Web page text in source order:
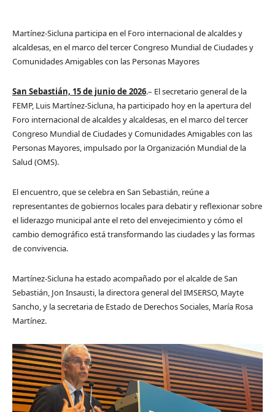
Martínez-Sicluna participa en el Foro internacional de alcaldes y
alcaldesas, en el marco del tercer Congreso Mundial de Ciudades y
Comunidades Amigables con las Personas Mayores
San Sebastián, 15 de junio de 2026.– El secretario general de la
FEMP, Luis Martínez-Sicluna, ha participado hoy en la apertura del
Foro internacional de alcaldes y alcaldesas, en el marco del tercer
Congreso Mundial de Ciudades y Comunidades Amigables con las
Personas Mayores, impulsado por la Organización Mundial de la
Salud (OMS).
El encuentro, que se celebra en San Sebastián, reúne a
representantes de gobiernos locales para debatir y reflexionar sobre
el liderazgo municipal ante el reto del envejecimiento y cómo el
cambio demográfico está transformando las ciudades y las formas
de convivencia.
Martínez-Sicluna ha estado acompañado por el alcalde de San
Sebastián, Jon Insausti, la directora general del IMSERSO, Mayte
Sancho, y la secretaria de Estado de Derechos Sociales, María Rosa
Martínez.